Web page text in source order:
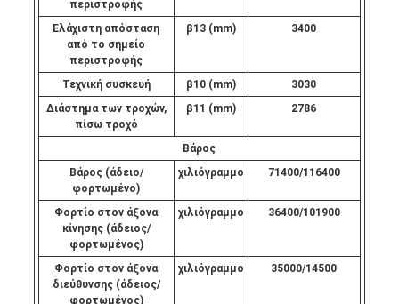
περιστροφής
Ελάχιστη απόσταση
από το σημείο
περιστροφής
β13 (mm) 3400
Τεχνική συσκευή β10 (mm)
3030
Διάστημα των τροχών,
πίσω τροχό
β11 (mm) 2786
Βάρος
Βάρος (άδειο/
φορτωμένο)
χιλιόγραμμο 71400/116400
Φορτίο στον άξονα
κίνησης (άδειος/
φορτωμένος)
χιλιόγραμμο 36400/101900
Φορτίο στον άξονα
διεύθυνσης (άδειος/
φορτωμένος)
χιλιόγραμμο 35000/14500